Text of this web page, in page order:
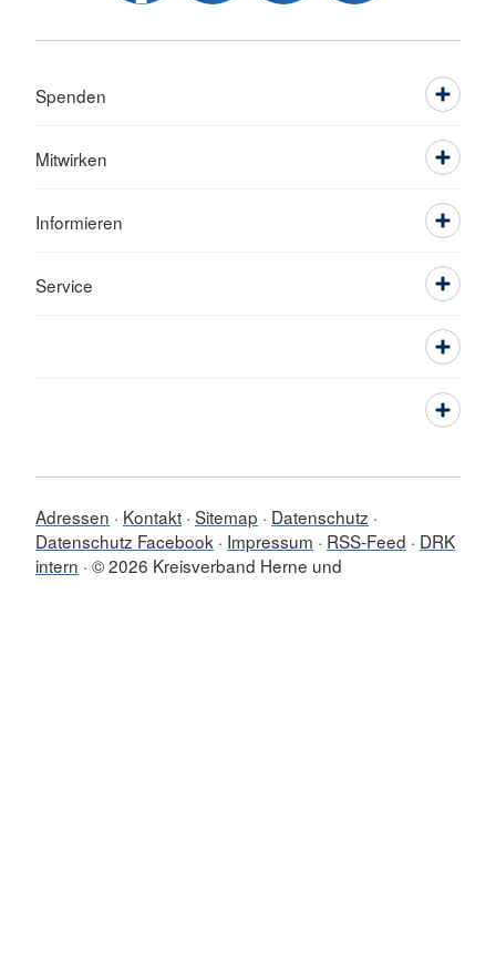
Spenden
Mitwirken
Informieren
Service
Adressen Kontakt Sitemap
Datenschutz
Datenschutz Facebook
Impressum RSS-Feed
DRK
intern © 2026 Kreisverband Herne und